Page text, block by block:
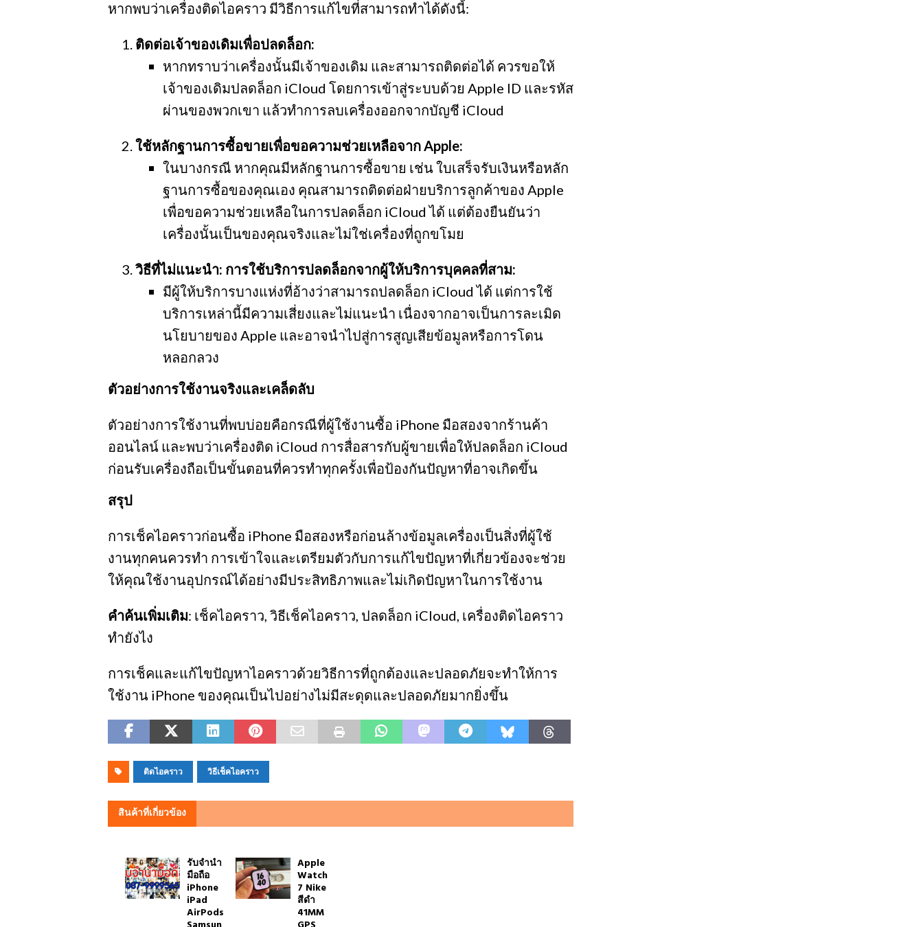
หากพบว่าเครื่องติดไอคราว มีวิธีการแก้ไขที่สามารถทำได้ดังนี้:
ติดต่อเจ้าของเดิมเพื่อปลดล็อก:
หากทราบว่าเครื่องนั้นมีเจ้าของเดิม และสามารถติดต่อได้ ควรขอให้
เจ้าของเดิมปลดล็อก iCloud โดยการเข้าสู่ระบบด้วย Apple ID และรหัส
ผ่านของพวกเขา แล้วทำการลบเครื่องออกจากบัญชี iCloud
ใช้หลักฐานการซื้อขายเพื่อขอความช่วยเหลือจาก Apple:
ในบางกรณี หากคุณมีหลักฐานการซื้อขาย เช่น ใบเสร็จรับเงินหรือหลัก
ฐานการซื้อของคุณเอง คุณสามารถติดต่อฝ่ายบริการลูกค้าของ Apple
เพื่อขอความช่วยเหลือในการปลดล็อก iCloud ได้ แต่ต้องยืนยันว่า
เครื่องนั้นเป็นของคุณจริงและไม่ใช่เครื่องที่ถูกขโมย
วิธีที่ไม่แนะนำ: การใช้บริการปลดล็อกจากผู้ให้บริการบุคคลที่สาม:
มีผู้ให้บริการบางแห่งที่อ้างว่าสามารถปลดล็อก iCloud ได้ แต่การใช้
บริการเหล่านี้มีความเสี่ยงและไม่แนะนำ เนื่องจากอาจเป็นการละเมิด
นโยบายของ Apple และอาจนำไปสู่การสูญเสียข้อมูลหรือการโดน
หลอกลวง
ตัวอย่างการใช้งานจริงและเคล็ดลับ
ตัวอย่างการใช้งานที่พบบ่อยคือกรณีที่ผู้ใช้งานซื้อ iPhone มือสองจากร้านค้า
ออนไลน์ และพบว่าเครื่องติด iCloud การสื่อสารกับผู้ขายเพื่อให้ปลดล็อก iCloud
ก่อนรับเครื่องถือเป็นขั้นตอนที่ควรทำทุกครั้งเพื่อป้องกันปัญหาที่อาจเกิดขึ้น
สรุป
การเช็คไอคราวก่อนซื้อ iPhone มือสองหรือก่อนล้างข้อมูลเครื่องเป็นสิ่งที่ผู้ใช้
งานทุกคนควรทำ การเข้าใจและเตรียมตัวกับการแก้ไขปัญหาที่เกี่ยวข้องจะช่วย
ให้คุณใช้งานอุปกรณ์ได้อย่างมีประสิทธิภาพและไม่เกิดปัญหาในการใช้งาน
คำค้นเพิ่มเติม: เช็คไอคราว, วิธีเช็คไอคราว, ปลดล็อก iCloud, เครื่องติดไอคราว
ทำยังไง
การเช็คและแก้ไขปัญหาไอคราวด้วยวิธีการที่ถูกต้องและปลอดภัยจะทำให้การ
ใช้งาน iPhone ของคุณเป็นไปอย่างไม่มีสะดุดและปลอดภัยมากยิ่งขึ้น
ติดไอคราว วิธีเช็คไอคราว
สินค้าที่เกี่ยวข้อง
รับจำนำ
มือถือ
iPhone
iPad
AirPods
Apple
Watch
7 Nike
สีดำ
41MM